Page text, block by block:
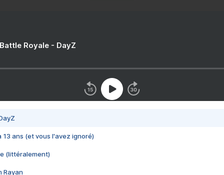
Royale - DayZ
13 ans (et vous l'avez ignoré)
(littéralement)
Rayan